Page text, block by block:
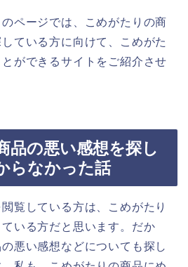
ページでは、こめがたりの商
ている方に向けて、こめがた
ができるサイトをご紹介させ
品の悪い感想を探し
らなかった話
覧している方は、こめがたり
いる方だと思います。だか
悪い感想などについても探し